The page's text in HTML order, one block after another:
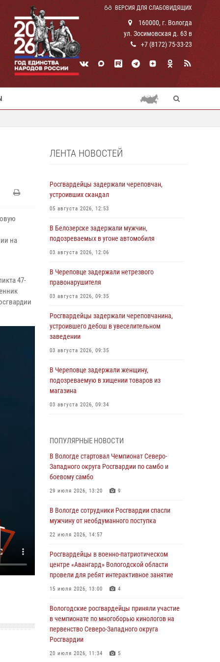
ВЕРСИЯ ДЛЯ СЛАБОВИДЯЩИХ
160000, г. Вологда
ул. Зосимовская д. 63 в
+7 (8172) 75-33-23
на
47-
ЛЕНТА НОВОСТЕЙ
Росгвардейцы задержали череповчан,
устроивших скандал
05 августа 2026, 12:53
В Белозерске задержали мужчин,
подозреваемых в угоне автомобиля
03 августа 2026, 12:06
В Череповце задержали нетрезвого
правонарушителя
03 августа 2026, 09:35
Росгвардейцы задержали череповчанина,
устроившего дебош в увеселительном
заведении
03 августа 2026, 09:35
В Череповце задержали женщину,
подозреваемую в хищении товаров из
магазина
03 августа 2026, 09:34
округа Росгвардии по спортивному и боевому
самбо
03 августа 2026, 08:54 8 1
ЗА МИНУВШУЮ НЕДЕЛЮ СОТРУДНИКАМИ
В ВОЛОГОДСКОЙ ОБЛАСТИ ЗАДЕРЖАНО 23
ПРАВОНАРУШИТЕЛЯ
02 августа 2026, 10:37
Росгвардейцы в г. Соколе задержали
несовершеннолетнего нарушителя
на питбайке
31 июля 2026, 06:43
В Вологде стартовал Чемпионат Северо-
Западного округа Росгвардии по самбо и
боевому самбо
29 июля 2026, 13:20
ПОПУЛЯРНЫЕ НОВОСТИ
В Вологде стартовал Чемпионат Северо-
Западного округа Росгвардии по самбо и
боевому самбо
29 июля 2026, 13:20 9
В Вологде сотрудники Росгвардии спасли
мужчину от необдуманного поступка
22 июля 2026, 14:57
Росгвардейцы в военно-патриотическом
центре «Авангард» Вологодской области
провели для ребят интерактивное занятие
15 июля 2026, 13:00 4
Вологодские росгвардейцы приняли участие
в чемпионате по многоборью кинологов на
первенство Северо-Западного округа
Росгвардии
20 июля 2026, 11:34 5